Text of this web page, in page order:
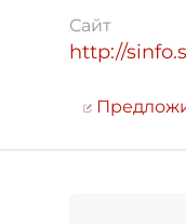
Сайт
http://